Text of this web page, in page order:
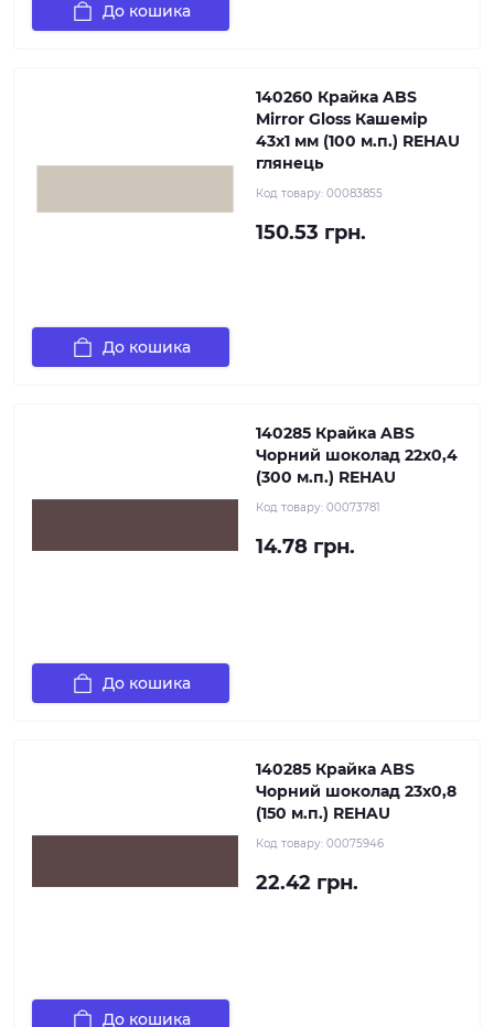
До кошика
140260 Крайка ABS
Mirror Gloss Кашемір
43х1 мм (100 м.п.) REHAU
глянець
Код товару: 00083855
150.53 грн.
До кошика
140285 Крайка ABS
Чорний шоколад 22х0,4
(300 м.п.) REHAU
Код товару: 00073781
14.78 грн.
До кошика
140285 Крайка ABS
Чорний шоколад 23х0,8
(150 м.п.) REHAU
Код товару: 00075946
22.42 грн.
До кошика